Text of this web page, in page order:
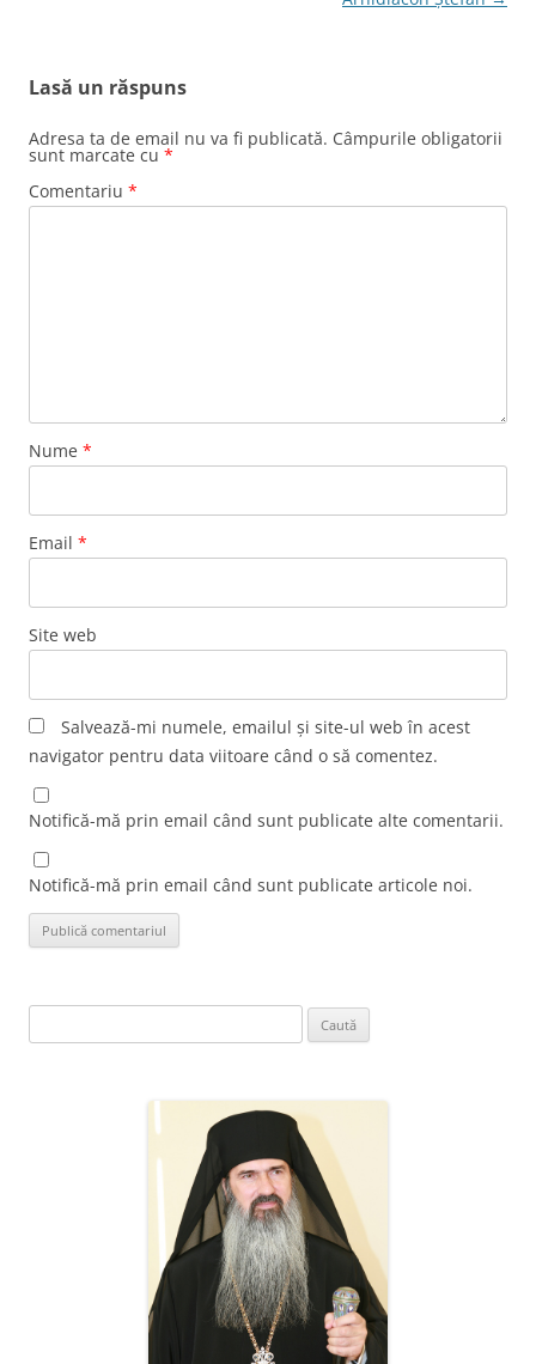
Lasă un răspuns
Adresa ta de email nu va fi publicată. Câmpurile obligatorii
sunt marcate cu *
Comentariu *
Nume *
Email *
Site web
Salvează-mi numele, emailul și site-ul web în acest
navigator pentru data viitoare când o să comentez.
Notifică-mă prin email când sunt publicate alte comentarii.
Notifică-mă prin email când sunt publicate articole noi.
după: